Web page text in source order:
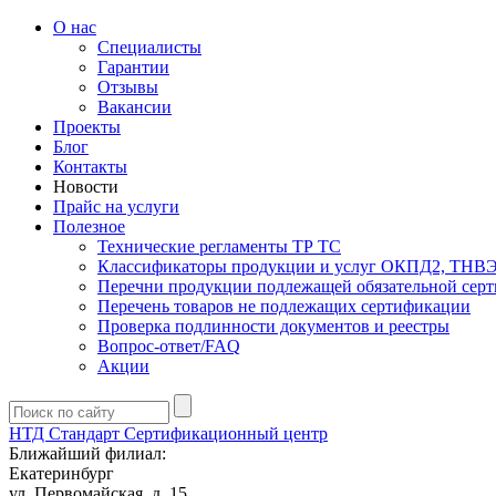
О нас
Специалисты
Гарантии
Отзывы
Вакансии
Проекты
Блог
Контакты
Новости
Прайс на услуги
Полезное
Технические регламенты ТР ТС
Классификаторы продукции и услуг ОКПД2,
Перечни продукции подлежащей обязательной
Перечень товаров не подлежащих сертификации
Проверка подлинности документов и реестры
Вопрос-ответ/FAQ
Акции
НТД Стандарт Сертификационный центр
Ближайший филиал:
Екатеринбург